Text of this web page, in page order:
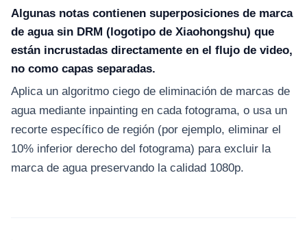
Algunas notas contienen superposiciones de marca
de agua sin DRM (logotipo de Xiaohongshu) que
están incrustadas directamente en el flujo de video,
no como capas separadas.
Aplica un algoritmo ciego de eliminación de marcas de
agua mediante inpainting en cada fotograma, o usa un
recorte específico de región (por ejemplo, eliminar el
10% inferior derecho del fotograma) para excluir la
marca de agua preservando la calidad 1080p.